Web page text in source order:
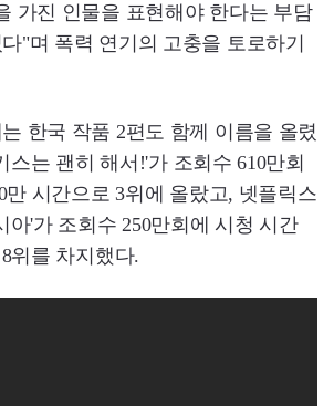
가진 인물을 표현해야 한다는 부담
"며 폭력 연기의 고충을 토로하기
한국 작품 2편도 함께 이름을 올렸
스는 괜히 해서!'가 조회수 610만회
만 시간으로 3위에 올랐고, 넷플릭스
아'가 조회수 250만회에 시청 시간
위를 차지했다.